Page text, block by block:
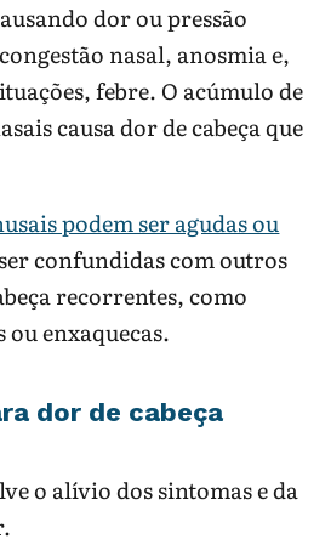
dor ou pressão
nasal, anosmia e,
febre. O acúmulo de
causa dor de cabeça que
podem ser agudas ou
confundidas com outros
recorrentes, como
enxaquecas.
dor de cabeça
o alívio dos sintomas e da